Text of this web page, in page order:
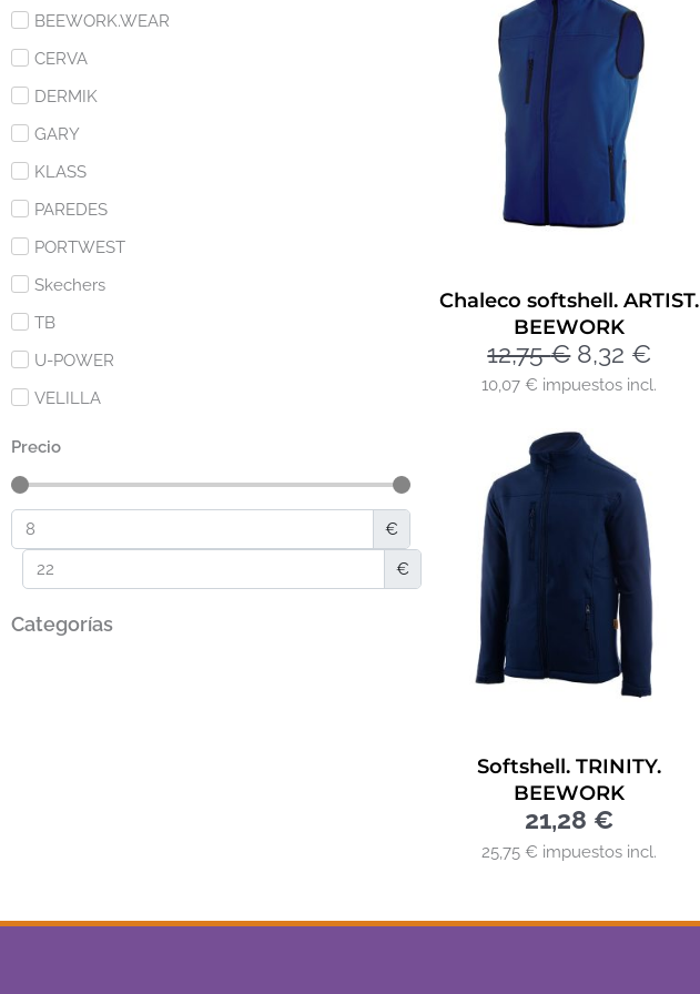
BEEWORK.WEAR
CERVA
DERMIK
GARY
KLASS
PAREDES
PORTWEST
Skechers
TB
U-POWER
VELILLA
Precio
€
€
Categorías
Chaleco softshell. ARTIST.
BEEWORK
12,75€ 8,32 €
10,07 € impuestos incl.
Softshell. TRINITY.
BEEWORK
21,28 €
25,75 € impuestos incl.